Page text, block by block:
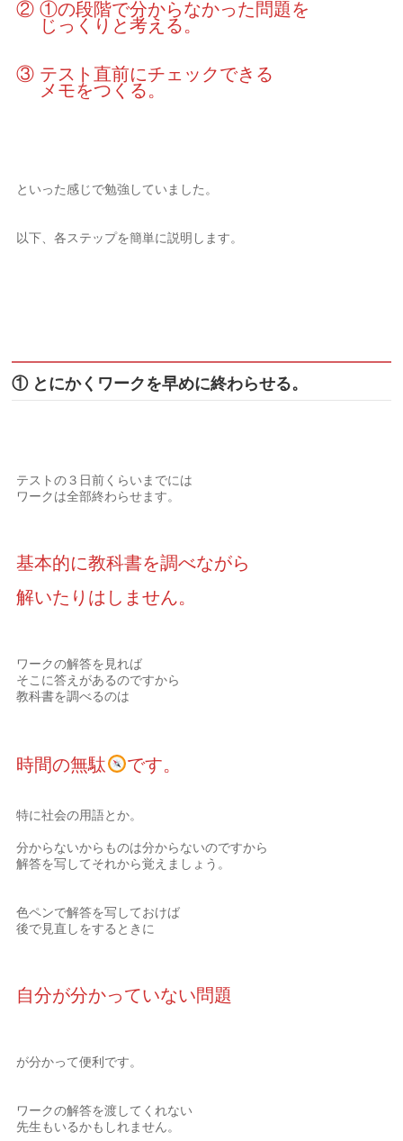
② ①の段階で分からなかった問題を
じっくりと考える。
③ テスト直前にチェックできる
メモをつくる。
といった感じで勉強していました。
以下、各ステップを簡単に説明します。
① とにかくワークを早めに終わらせる。
テストの３日前くらいまでには
ワークは全部終わらせます。
基本的に教科書を調べながら
解いたりはしません。
ワークの解答を見れば
そこに答えがあるのですから
教科書を調べるのは
時間の無駄 です。
特に社会の用語とか。
分からないからものは分からないのですから
解答を写してそれから覚えましょう。
色ペンで解答を写しておけば
後で見直しをするときに
自分が分かっていない問題
が分かって便利です。
ワークの解答を渡してくれない
先生もいるかもしれません。